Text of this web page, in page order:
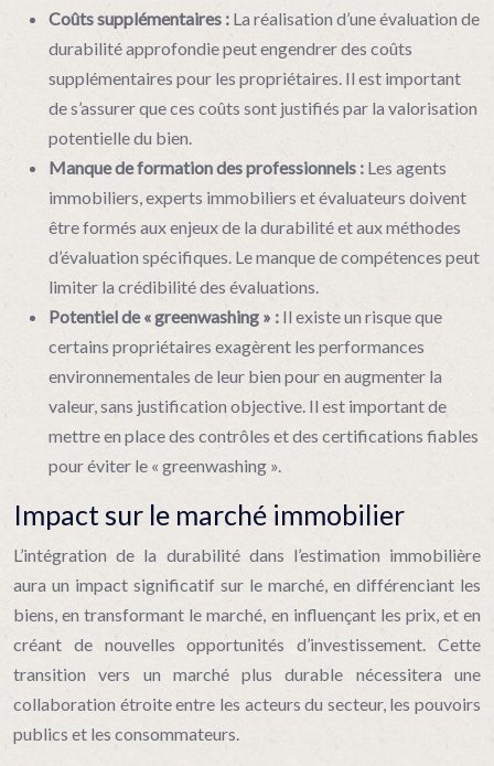
Coûts supplémentaires : La réalisation d’une évaluation de
durabilité approfondie peut engendrer des coûts
supplémentaires pour les propriétaires. Il est important
de s’assurer que ces coûts sont justifiés par la valorisation
potentielle du bien.
Manque de formation des professionnels : Les agents
immobiliers, experts immobiliers et évaluateurs doivent
être formés aux enjeux de la durabilité et aux méthodes
d’évaluation spécifiques. Le manque de compétences peut
limiter la crédibilité des évaluations.
Potentiel de « greenwashing » : Il existe un risque que
certains propriétaires exagèrent les performances
environnementales de leur bien pour en augmenter la
valeur, sans justification objective. Il est important de
mettre en place des contrôles et des certifications fiables
pour éviter le « greenwashing ».
Impact sur le marché immobilier
L’intégration de la durabilité dans l’estimation immobilière
aura un impact significatif sur le marché, en différenciant les
biens, en transformant le marché, en influençant les prix, et en
créant de nouvelles opportunités d’investissement. Cette
transition vers un marché plus durable nécessitera une
collaboration étroite entre les acteurs du secteur, les pouvoirs
publics et les consommateurs.